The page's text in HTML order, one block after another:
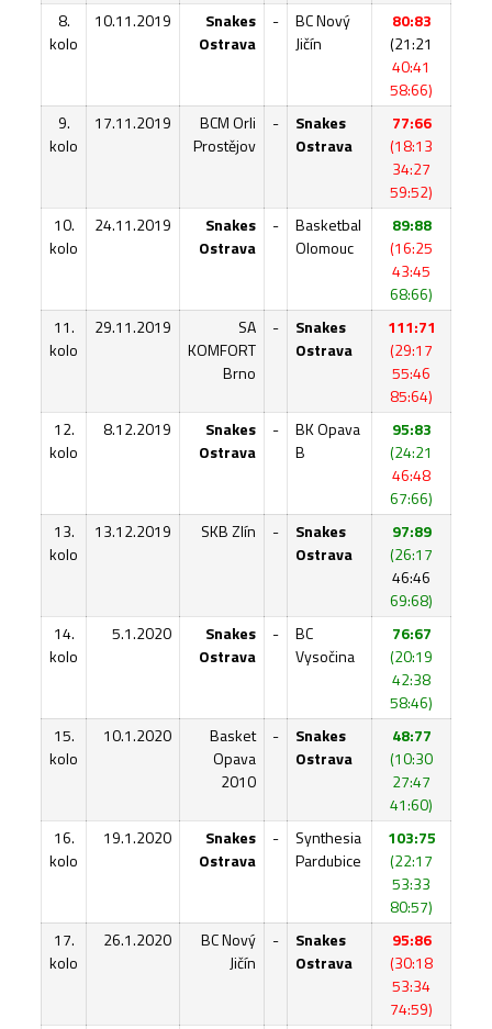
8.
kolo
10.11.2019
Snakes
Ostrava
-
BC Nový
Jičín
80:83
(21:21
40:41
58:66)
9.
kolo
17.11.2019
BCM Orli
Prostějov
-
Snakes
Ostrava
77:66
(18:13
34:27
59:52)
10.
kolo
24.11.2019
Snakes
Ostrava
-
Basketbal
Olomouc
89:88
(16:25
43:45
68:66)
11.
kolo
29.11.2019
SA
KOMFORT
Brno
-
Snakes
Ostrava
111:71
(29:17
55:46
85:64)
12.
kolo
8.12.2019
Snakes
Ostrava
-
BK Opava
B
95:83
(24:21
46:48
67:66)
13.
kolo
13.12.2019 SKB Zlín -
Snakes
Ostrava
97:89
(26:17
46:46
69:68)
14.
kolo
5.1.2020
Snakes
Ostrava
-
BC
Vysočina
76:67
(20:19
42:38
58:46)
15.
kolo
10.1.2020
Basket
Opava
2010
-
Snakes
Ostrava
48:77
(10:30
27:47
41:60)
16.
kolo
19.1.2020
Snakes
Ostrava
-
Synthesia
Pardubice
103:75
(22:17
53:33
80:57)
17.
kolo
26.1.2020
BC Nový
Jičín
-
Snakes
Ostrava
95:86
(30:18
53:34
74:59)